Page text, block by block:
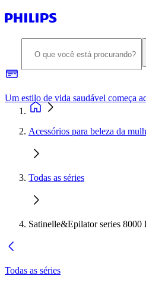
Acessórios para beleza da
Todas as séries
Satinelle&Epilator series 8000
Todas as séries